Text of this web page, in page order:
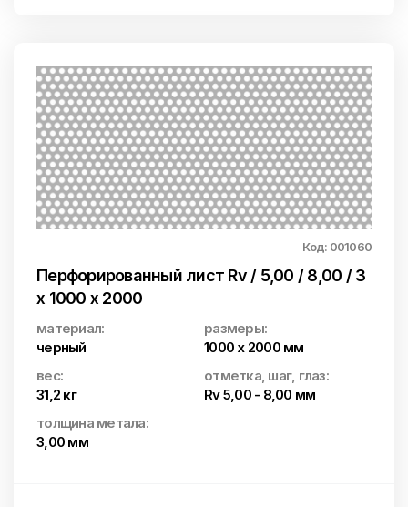
Код: 001060
Перфорированный лист Rv / 5,00 / 8,00 / 3
x 1000 x 2000
материал:
черный
размеры:
1000 x 2000 мм
вес:
31,2 кг
отметка, шаг, глаз:
Rv 5,00 - 8,00 мм
толщина метала:
3,00 мм